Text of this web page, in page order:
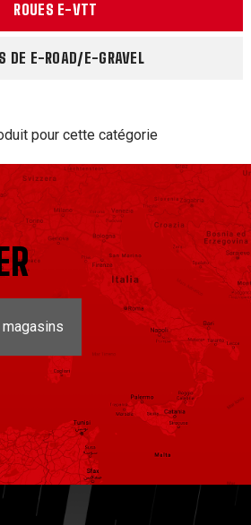
ROUES E-VTT
DE E-ROAD/E-GRAVEL
pour cette catégorie